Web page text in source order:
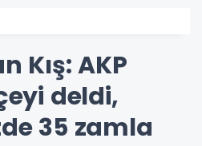
Kış: AKP
deldi,
35 zamla